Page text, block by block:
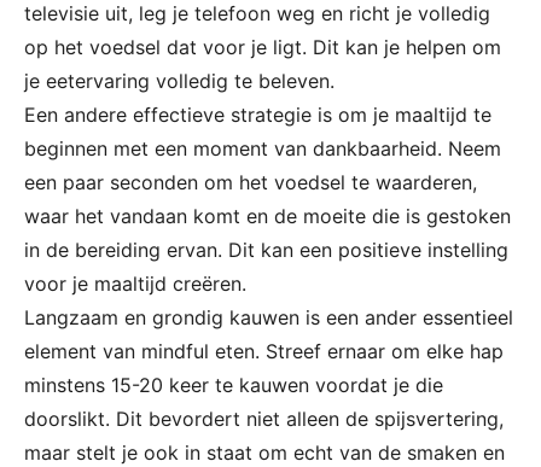
televisie uit, leg je telefoon weg en richt je volledig
op het voedsel dat voor je ligt. Dit kan je helpen om
je eetervaring volledig te beleven.
Een andere effectieve strategie is om je maaltijd te
beginnen met een moment van dankbaarheid. Neem
een paar seconden om het voedsel te waarderen,
waar het vandaan komt en de moeite die is gestoken
in de bereiding ervan. Dit kan een positieve instelling
voor je maaltijd creëren.
Langzaam en grondig kauwen is een ander essentieel
element van mindful eten. Streef ernaar om elke hap
minstens 15-20 keer te kauwen voordat je die
doorslikt. Dit bevordert niet alleen de spijsvertering,
maar stelt je ook in staat om echt van de smaken en